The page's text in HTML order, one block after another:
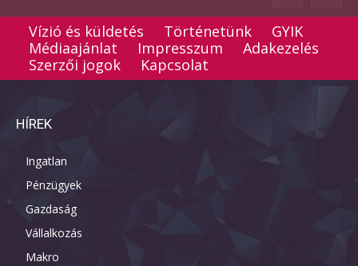
Vízió és küldetés Történetünk
GYIK
Médiaajánlat
Impresszum
Adakezelés
Szerzői jogok
Kapcsolat
HÍREK
Ingatlan
Pénzügyek
Gazdaság
Vállalkozás
Makro